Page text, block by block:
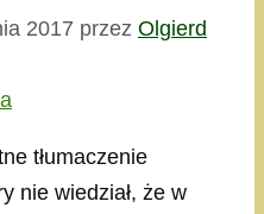
2017 przez Olgierd
tłumaczenie
nie wiedział, że w